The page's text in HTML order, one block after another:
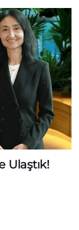
Ulaştık!